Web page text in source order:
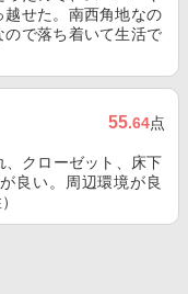
せた。南西角地なの
で落ち着いて生活で
55.64点
、クローゼット、床下
良い。周辺環境が良